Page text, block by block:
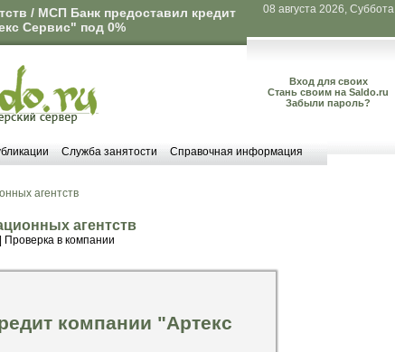
/ МСП Банк предоставил кредит
Сервис" под 0%
08 августа 2026, Суббота
Вход для своих
Стань своим на Saldo.ru
Забыли пароль?
Служба занятости Справочная информация
агентств
агентств
Проверка в компании
компании "Артекс